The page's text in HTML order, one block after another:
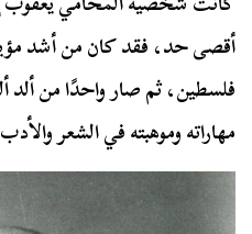
أقصى حد، فقد كان من أشد
فلسطين، ثم صار واحدًا من ألد
مهاراته وموهبته في الشعر